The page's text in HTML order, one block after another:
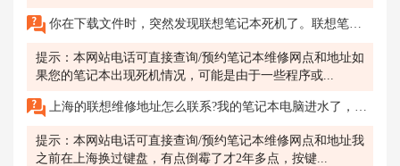
你在下载文件时，突然发现联想笔记本死机了。联想笔记本死机了，无法正常运行。
提示：本网站电话可直接查询/预约笔记本维修网点和地址如
果您的笔记本出现死机情况，可能是由于一些程序或...
上海的联想维修地址怎么联系?我的笔记本电脑进水了，救急啊，家人们。
提示：本网站电话可直接查询/预约笔记本维修网点和地址我
之前在上海换过键盘，有点倒霉了才2年多点，按键...